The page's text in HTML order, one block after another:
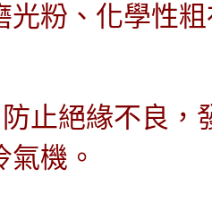
光粉、化學性
止絕緣不良，
氣機。